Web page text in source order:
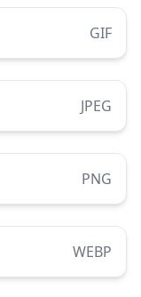
GIF
JPEG
PNG
WEBP